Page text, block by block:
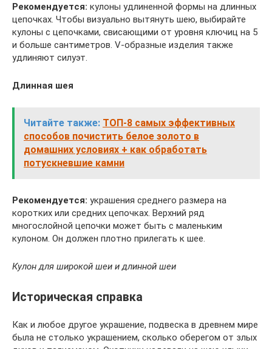
Рекомендуется: кулоны удлиненной формы на длинных
цепочках. Чтобы визуально вытянуть шею, выбирайте
кулоны с цепочками, свисающими от уровня ключиц на 5
и больше сантиметров. V-образные изделия также
удлиняют силуэт.
Длинная шея
Читайте также: ТОП-8 самых эффективных
способов почистить белое золото в
домашних условиях + как обработать
потускневшие камни
Рекомендуется: украшения среднего размера на
коротких или средних цепочках. Верхний ряд
многослойной цепочки может быть с маленьким
кулоном. Он должен плотно прилегать к шее.
Кулон для широкой шеи и длинной шеи
Историческая справка
Как и любое другое украшение, подвеска в древнем мире
была не столько украшением, сколько оберегом от злых